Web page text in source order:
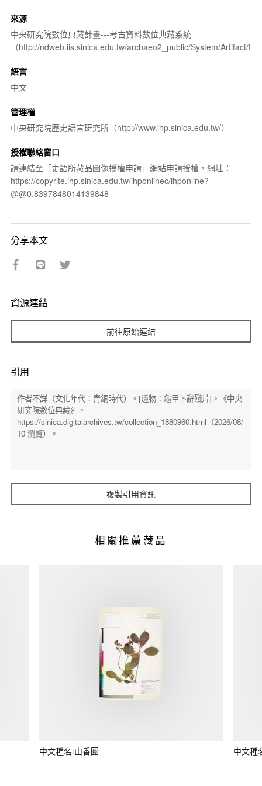
來源
中央研究院數位典藏計畫---考古資料數位典藏系統
（http://ndweb.iis.sinica.edu.tw/archaeo2_public/System/Artifact/
語言
中文
管理權
中央研究院歷史語言研究所（http://www.ihp.sinica.edu.tw/）
授權聯絡窗口
請連結至「史語所藏品圖像授權申請」網站申請授權，網址：
https://copyrite.ihp.sinica.edu.tw/ihponlinec/ihponline?
@@0.8397848014139848
分享本文
資源連結
前往原始連結
引用
複製引用資訊
相關推薦藏品
中文種名:山香圓 中文種